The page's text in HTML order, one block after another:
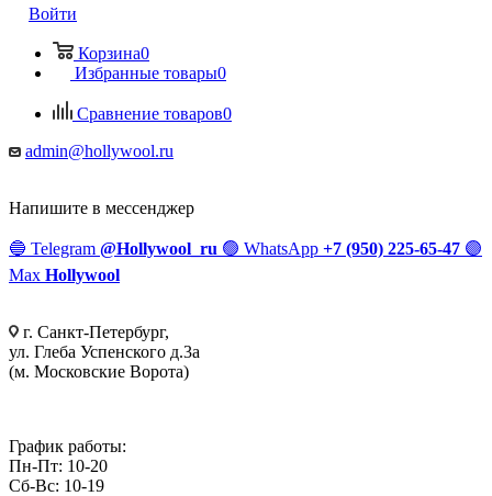
Войти
Корзина0
Избранные товары0
Сравнение товаров0
admin@hollywool.ru
Напишите в мессенджер
🔵 Telegram @Hollywool_ru 🟢 WhatsApp +7 (950) 225-65-47 🟣
Max Hollywool
г. Санкт-Петербург,
ул. Глеба Успенского д.3а
(м. Московские Ворота)
График работы:
Пн-Пт: 10-20
Сб-Вс: 10-19